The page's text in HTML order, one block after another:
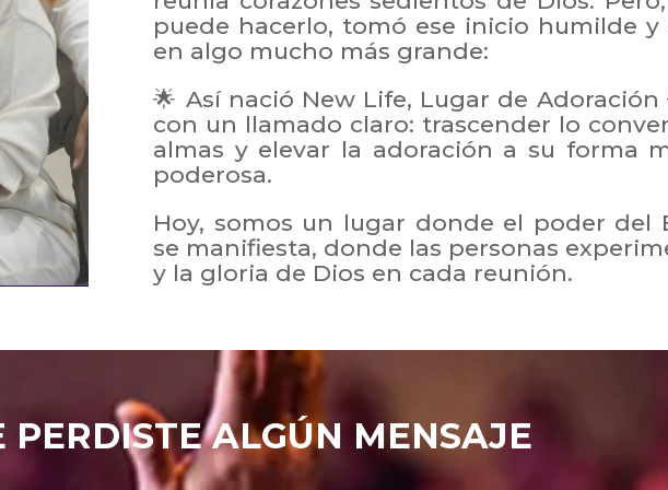
puede hacerlo, tomó ese inicio humilde
en algo mucho más grande:
🌟 Así nació New Life, Lugar de Adoración
con un llamado claro: trascender lo
almas y elevar la adoración a su forma
poderosa.
Hoy, somos un lugar donde el poder del
se manifiesta, donde las personas
y la gloria de Dios en cada reunión.
PERDISTE ALGÚN MENSAJE